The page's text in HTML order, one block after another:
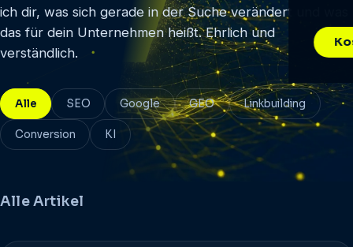
ich dir, was sich gerade in der Suche verändert und was
das für dein Unternehmen heißt. Ehrlich und
verständlich.
Alle SEO Google GEO Linkbuilding
Conversion KI
Alle Artikel